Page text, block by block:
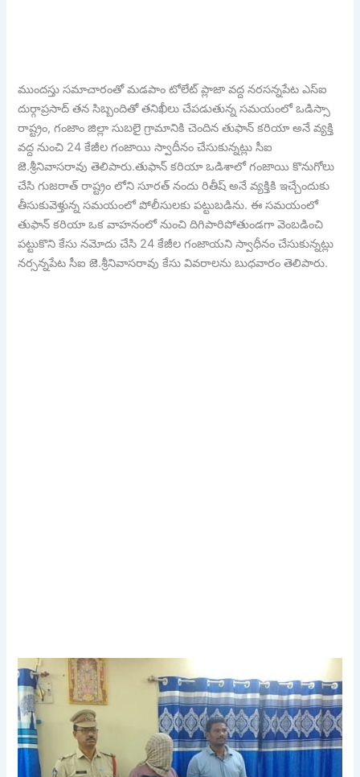
ముందస్తు సమాచారంతో మడపాం టోలేట్ ప్లాజా వద్ద నరసన్నపేట ఎస్ఐ
దుర్గాప్రసాద్ తన సిబ్బందితో తనిఖీలు చేపడుతున్న సమయంలో ఒడిస్సా
రాష్ట్రం, గంజాం జిల్లా సుబలై గ్రామానికి చెందిన తుఫాన్ కరియా అనే వ్యక్తి
వద్ద నుంచి 24 కేజీల గంజాయి స్వాదీనం చేసుకున్నట్లు సీఐ
జె.శ్రీనివాసరావు తెలిపారు.తుఫాన్ కరియా ఒడిశాలో గంజాయి కొనుగోలు
చేసి గుజరాత్ రాష్ట్రం లోని సూరత్ నందు రితీష్ అనే వ్యక్తికి ఇచ్చేందుకు
తీసుకువెళ్తున్న సమయంలో పోలీసులకు పట్టుబడిను. ఈ సమయంలో
తుఫాన్ కరియా ఒక వాహనంలో నుంచి దిగిపారిపోతుండగా వెంబడించి
పట్టుకొని కేసు నమోదు చేసి 24 కేజీల గంజాయని స్వాధీనం చేసుకున్నట్లు
నర్సన్నపేట సీఐ జె.శ్రీనివాసరావు కేసు వివరాలను బుధవారం తెలిపారు.